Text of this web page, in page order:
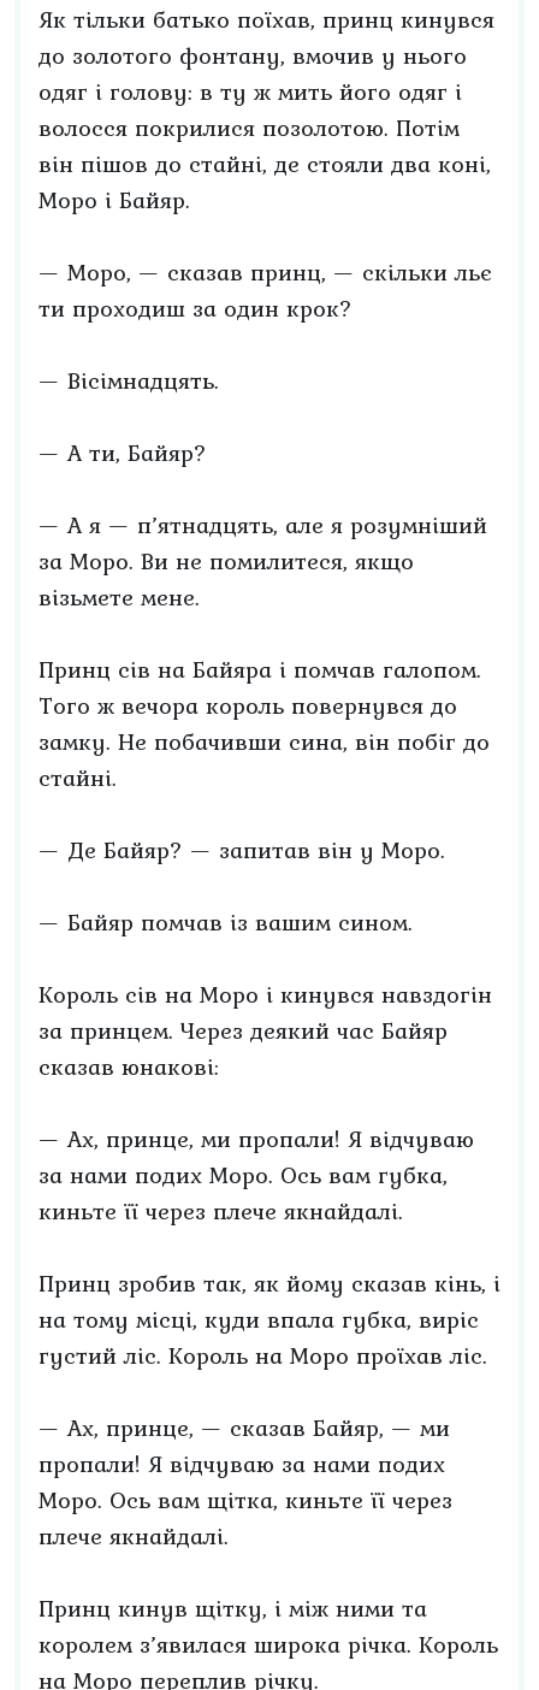
Як тільки батько поїхав, принц кинувся
до золотого фонтану, вмочив у нього
одяг і голову: в ту ж мить його одяг і
волосся покрилися позолотою. Потім
він пішов до стайні, де стояли два коні,
Моро і Байяр.
— Моро, — сказав принц, — скільки льє
ти проходиш за один крок?
— Вісімнадцять.
— А ти, Байяр?
— А я — п’ятнадцять, але я розумніший
за Моро. Ви не помилитеся, якщо
візьмете мене.
Принц сів на Байяра і помчав галопом.
Того ж вечора король повернувся до
замку. Не побачивши сина, він побіг до
стайні.
— Де Байяр? — запитав він у Моро.
— Байяр помчав із вашим сином.
Король сів на Моро і кинувся навздогін
за принцем. Через деякий час Байяр
сказав юнакові:
— Ах, принце, ми пропали! Я відчуваю
за нами подих Моро. Ось вам губка,
киньте її через плече якнайдалі.
Принц зробив так, як йому сказав кінь, і
на тому місці, куди впала губка, виріс
густий ліс. Король на Моро проїхав ліс.
— Ах, принце, — сказав Байяр, — ми
пропали! Я відчуваю за нами подих
Моро. Ось вам щітка, киньте її через
плече якнайдалі.
Принц кинув щітку, і між ними та
королем з’явилася широка річка. Король
на Моро переплив річку.